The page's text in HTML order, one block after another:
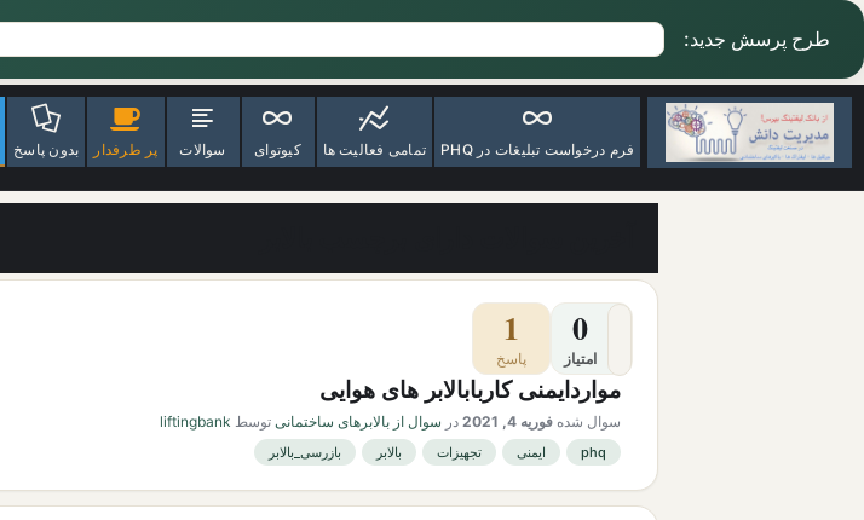
طرح پرسش جدید:
فرم درخواست تبلیغات در PHQ تمامی فعالیت ها کیوتوای سوالات پر طرفدار بدون پاسخ
0
امتیاز
1
پاسخ
مواردایمنی کاربابالابر های هوایی
سوال شده فوریه 4, 2021 در سوال از بالابرهای ساختمانی توسط liftingbank
phq ایمنی تجهیزات بالابر بازرسی_بالابر